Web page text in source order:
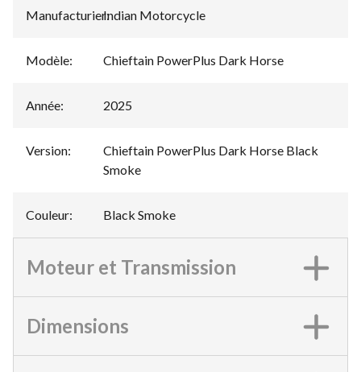
Manufacturier:
Indian Motorcycle
Modèle: Chieftain PowerPlus Dark Horse
Année: 2025
Version:
Chieftain PowerPlus Dark Horse Black
Smoke
Couleur: Black Smoke
Moteur et Transmission
Dimensions